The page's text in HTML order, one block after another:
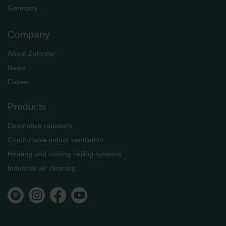
Germany
Company
About Zehnder
News
Career
Products
Decorative radiators
Comfortable indoor ventilation
Heating and cooling ceiling systems
Industrial air cleaning